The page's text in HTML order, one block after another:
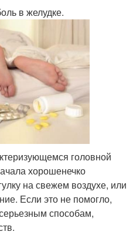
в желудке.
головной
хорошенечко
на свежем воздухе, или
Если это не помогло,
способам,